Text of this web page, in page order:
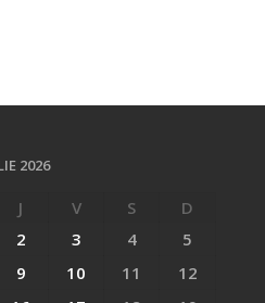
2026
J V S
D
2 3 4
5
9 10 11
12